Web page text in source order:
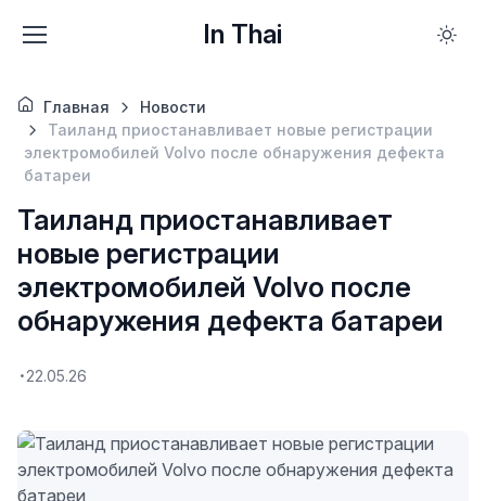
In Thai
Главная
Новости
Таиланд приостанавливает новые регистрации
электромобилей Volvo после обнаружения дефекта
батареи
Таиланд приостанавливает
новые регистрации
электромобилей Volvo после
обнаружения дефекта батареи
22.05.26